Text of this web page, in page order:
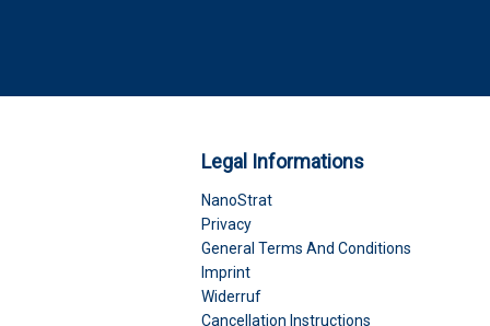
Legal Informations
NanoStrat
Privacy
General Terms And Conditions
Imprint
Widerruf
Cancellation Instructions